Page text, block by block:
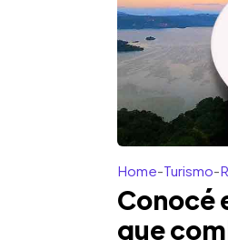
Home-Turismo-
Conocé
que